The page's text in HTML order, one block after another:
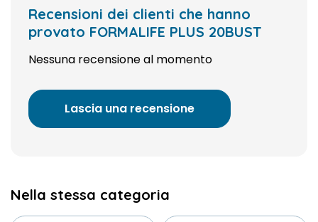
Recensioni dei clienti che hanno
provato FORMALIFE PLUS 20BUST
Nessuna recensione al momento
Lascia una recensione
Nella stessa categoria